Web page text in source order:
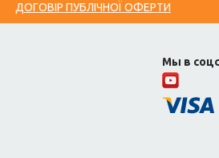
ДОГОВІР ПУБЛІЧНОЇ ОФЕРТИ
Мы в